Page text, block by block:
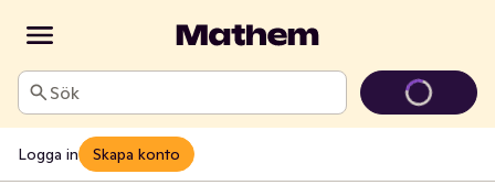
Sök
Logga in Skapa konto